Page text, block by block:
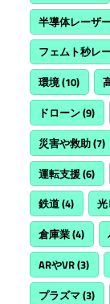
半導体レーザ
フェムト秒レ
環境(10)
ドローン(9)
災害や救助(7)
運転支援(6)
鉄道(4)
倉庫業(4)
ARやVR(3)
プラズマ(3)